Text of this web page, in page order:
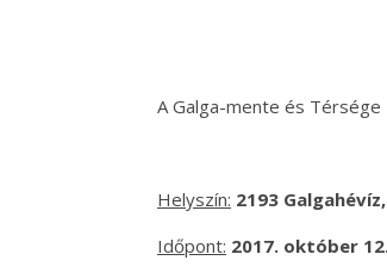
A Galga-mente és
Helyszín: 2193
Időpont: 2017. október